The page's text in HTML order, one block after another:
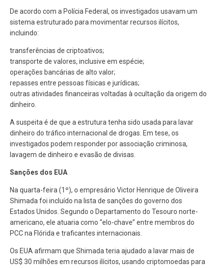
De acordo com a Polícia Federal, os investigados usavam um
sistema estruturado para movimentar recursos ilícitos,
incluindo:
transferências de criptoativos;
transporte de valores, inclusive em espécie;
operações bancárias de alto valor;
repasses entre pessoas físicas e jurídicas;
outras atividades financeiras voltadas à ocultação da origem do
dinheiro.
A suspeita é de que a estrutura tenha sido usada para lavar
dinheiro do tráfico internacional de drogas. Em tese, os
investigados podem responder por associação criminosa,
lavagem de dinheiro e evasão de divisas.
Sanções dos EUA
Na quarta-feira (1º), o empresário Victor Henrique de Oliveira
Shimada foi incluído na lista de sanções do governo dos
Estados Unidos. Segundo o Departamento do Tesouro norte-
americano, ele atuaria como “elo-chave” entre membros do
PCC na Flórida e traficantes internacionais.
Os EUA afirmam que Shimada teria ajudado a lavar mais de
US$ 30 milhões em recursos ilícitos, usando criptomoedas para